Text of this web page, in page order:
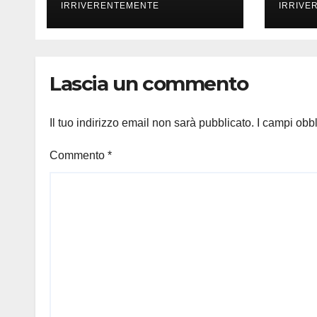
Welfare, Bilancio
Ambiente
IRRIVERENTEMENTE
Lascia un commento
Il tuo indirizzo email non sarà pubblicato. I campi
Commento *